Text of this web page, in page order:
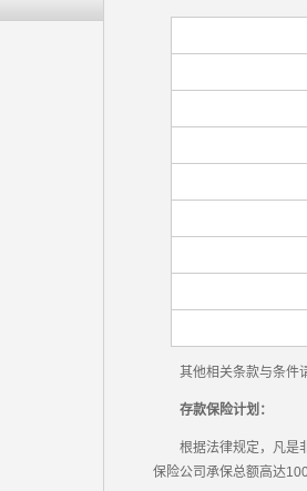
其他相关条款与条件请
存款保险计划：
根据法律规定，凡是非
保险公司承保总额高达